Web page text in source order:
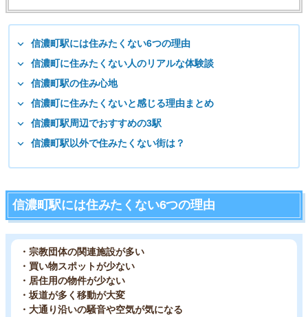
信濃町駅には住みたくない6つの理由
信濃町に住みたくない人のリアルな体験談
信濃町駅の住み心地
信濃町に住みたくないと感じる理由まとめ
信濃町駅周辺でおすすめの3駅
信濃町駅以外で住みたくない街は？
信濃町駅には住みたくない6つの理由
・宗教団体の関連施設が多い
・買い物スポットが少ない
・居住用の物件が少ない
・坂道が多く移動が大変
・大通り沿いの騒音や空気が気になる